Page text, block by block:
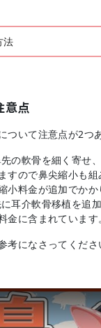
法
意点
ついて注意点が2つ
の軟骨を細く寄せ
すので鼻尖縮小も
小料金が追加でかか
耳介軟骨移植を追
金に含まれています。
考になさってくださ